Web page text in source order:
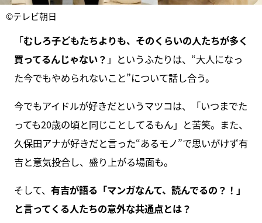
©テレビ朝日
「むしろ子どもたちよりも、そのくらいの人たちが多く
買ってるんじゃない？ 」というふたりは、“大人になっ
た今でもやめられないこと”について話し合う。
今でもアイドルが好きだというマツコは、「いつまでた
っても20歳の頃と同じことしてるもん」と苦笑。また、
久保田アナが好きだと言った“あるモノ”で思いがけず有
吉と意気投合し、盛り上がる場面も。
そして、 有吉が語る「マンガなんて、読んでるの？！」
と言ってくる人たちの意外な共通点とは？